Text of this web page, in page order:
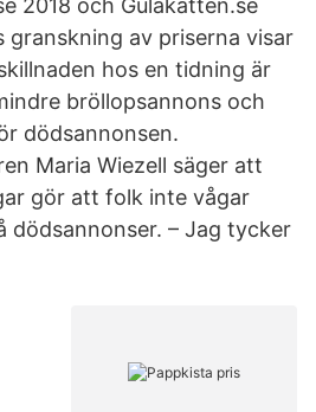
2018 och Gulakatten.se
granskning av priserna visar
hos en tidning är
bröllopsannons och
dödsannonsen.
Maria Wiezell säger att
gör att folk inte vågar
dödsannonser. – Jag tycker